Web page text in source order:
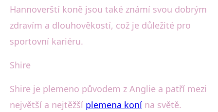
Hannoverští koně jsou také známí svou dobrým
zdravím a dlouhověkostí, což je důležité pro
sportovní kariéru.
Shire
Shire je plemeno původem z Anglie a patří mezi
největší a nejtěžší plemena koní na světě.